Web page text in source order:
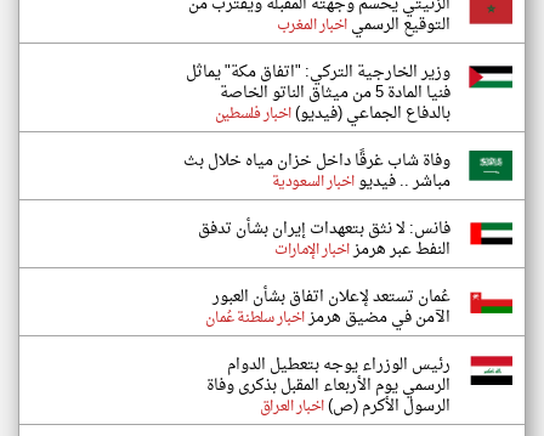
التوقيع الرسمياخبار المغرب
وزير الخارجية التركي: "اتفاق مكة" يماثل
فنيا المادة 5 من ميثاق الناتو الخاصة
بالدفاع الجماعي (فيديو)اخبار فلسطين
وفاة شاب غرقًا داخل خزان مياه خلال بث
مباشر .. فيديواخبار السعودية
فانس: لا نثق بتعهدات إيران بشأن تدفق
النفط عبر هرمزاخبار الإمارات
عُمان تستعد لإعلان اتفاق بشأن العبور
الآمن في مضيق هرمزاخبار سلطنة عُمان
رئيس الوزراء يوجه بتعطيل الدوام
الرسمي يوم الأربعاء المقبل بذكرى وفاة
الرسول الأكرم (ص)اخبار العراق